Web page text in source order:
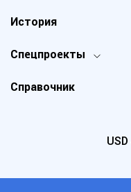
Спецпроекты
История
Справочник
USD